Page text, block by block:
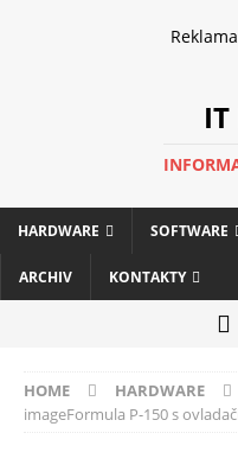
IT
HARDWARE SOFTWARE
ARCHIV KONTAKTY
HOME HARDWARE
imageFormula P-150 s